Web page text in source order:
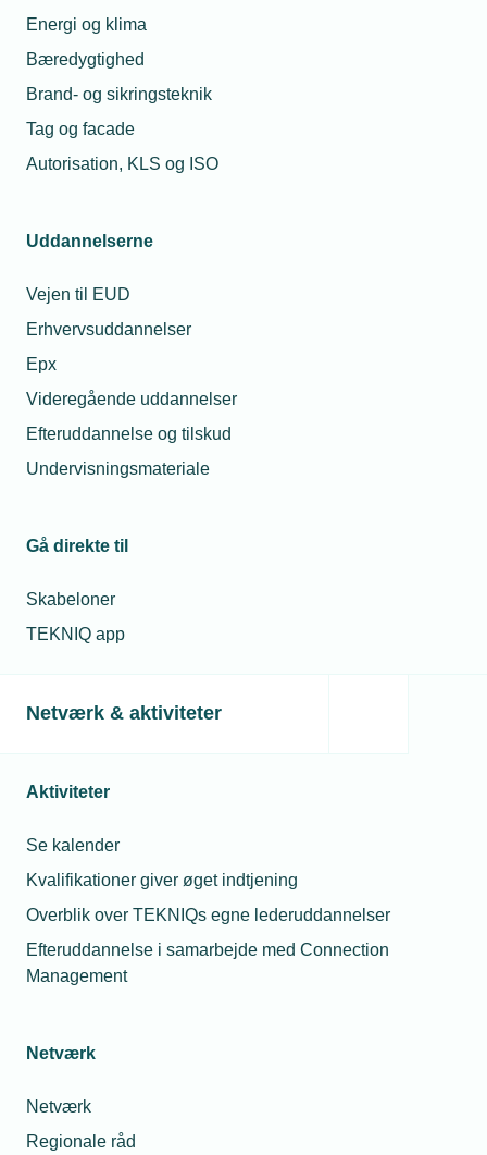
Energi og klima
Bæredygtighed
Brand- og sikringsteknik
Tag og facade
Autorisation, KLS og ISO
Uddannelserne
Vejen til EUD
Erhvervsuddannelser
Epx
Videregående uddannelser
Efteruddannelse og tilskud
Undervisningsmateriale
Gå direkte til
Skabeloner
TEKNIQ app
Netværk & aktiviteter
Aktiviteter
Se kalender
Kvalifikationer giver øget indtjening
Overblik over TEKNIQs egne lederuddannelser
Efteruddannelse i samarbejde med Connection
Management
Netværk
Netværk
Regionale råd